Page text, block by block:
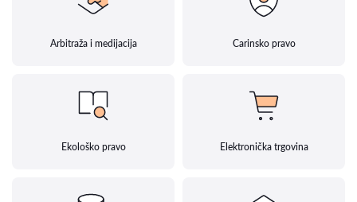
Arbitraža i medijacija Carinsko pravo
Ekološko pravo Elektronička trgovina